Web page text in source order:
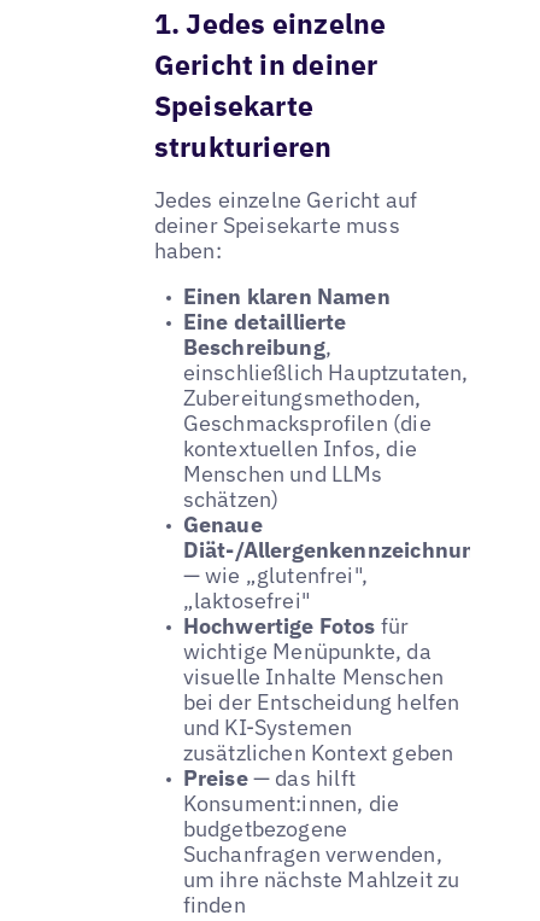
1. Jedes einzelne
Gericht in deiner
Speisekarte
strukturieren
Jedes einzelne Gericht auf
deiner Speisekarte muss
haben:
Einen klaren Namen
Eine detaillierte
Beschreibung,
einschließlich Hauptzutaten,
Zubereitungsmethoden,
Geschmacksprofilen (die
kontextuellen Infos, die
Menschen und LLMs
schätzen)
Genaue
Diät-/Allergenkennzeichnungen
— wie „glutenfrei",
„laktosefrei"
Hochwertige Fotos für
wichtige Menüpunkte, da
visuelle Inhalte Menschen
bei der Entscheidung helfen
und KI-Systemen
zusätzlichen Kontext geben
Preise— das hilft
Konsument:innen, die
budgetbezogene
Suchanfragen verwenden,
um ihre nächste Mahlzeit zu
finden